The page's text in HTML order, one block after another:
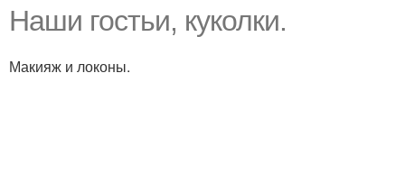
Наши гостьи, куколки.
Макияж и локоны.